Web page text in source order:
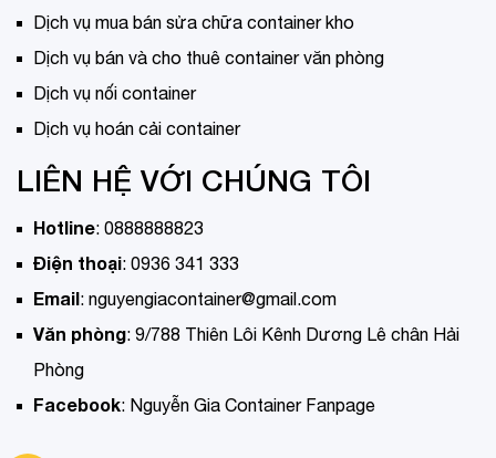
Dịch vụ mua bán sửa chữa container kho
Dịch vụ bán và cho thuê container văn phòng
Dịch vụ nối container
Dịch vụ hoán cải container
LIÊN HỆ VỚI CHÚNG TÔI
Hotline: 0888888823
Điện thoại: 0936 341 333
Email: nguyengiacontainer@gmail.com
Văn phòng: 9/788 Thiên Lôi Kênh Dương Lê chân Hải
Phòng
Facebook: Nguyễn Gia Container Fanpage